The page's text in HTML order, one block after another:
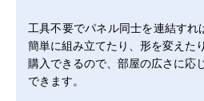
工具不要でパネル同士を連結すれ
簡単に組み立てたり、形を変えた
購入できるので、部屋の広さに応
できます。